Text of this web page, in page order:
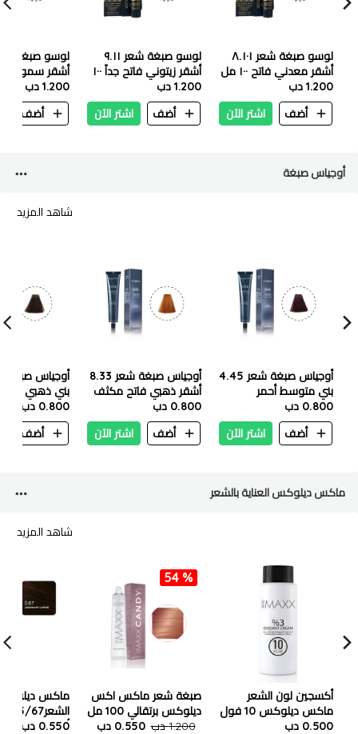
لوسو صبغة شعر ٨.١٠١
أشقر معدني فاتح ١٠٠ مل
1.200 دب
أضف
اشتر الآن
لوسو صبغة شعر ٩.١١
أشقر زيتوني فاتح جداً ١٠٠
مل
1.200 دب
أضف
اشتر الآن
أشقر سموكي ١٠٠
1.200 دب
أضف
أوجياس صبغة
شاهد المزيد
أوجياس صبغة شعر 4.45
بني متوسط ​​أحمر
ماهوجني 100 مل
0.800 دب
أضف
اشتر الآن
أوجياس صبغة شعر 8.33
أشقر ذهبي فاتح مكثف
100 مل
0.800 دب
أضف
اشتر الآن
بني ذهبي فاتح 100
0.800 دب
أضف
ماكس ديلوكس العناية بالشعر
شاهد المزيد
أكسجين لون الشعر
ماكس ديلوكس 10 فول
- 3% - 100 مل
0.500 دب
54 %
صبغة شعر ماكس اكس
ديلوكس برتقالي 100 مل
1.200 دب
0.550 دب
ماكس
أسطورية ١٠٠مل
0.550 دب